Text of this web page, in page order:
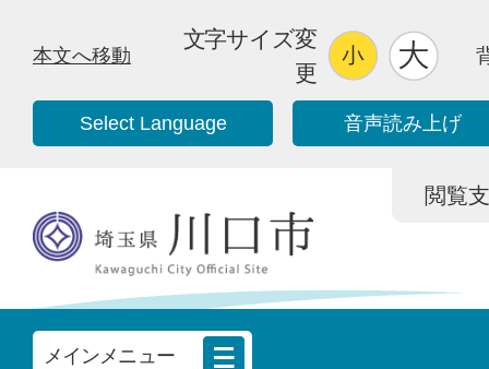
本文へ移動
文字サイズ変
更
Select Language 音声読み上げ
閲覧
メインメニュー